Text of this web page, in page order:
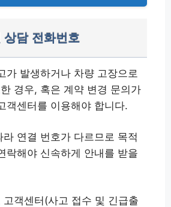
상담 전화번호
가 발생하거나 차량 고장으로
경우, 혹은 계약 변경 문의가
객센터를 이용해야 합니다.
연결 번호가 다르므로 목적
락해야 신속하게 안내를 받을
고객센터(사고 접수 및 긴급출